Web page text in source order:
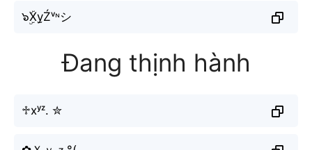
๖ۣۜXy̫Źᵛᶰシ
Đang thịnh hành
♱xʸᶻ. ✮